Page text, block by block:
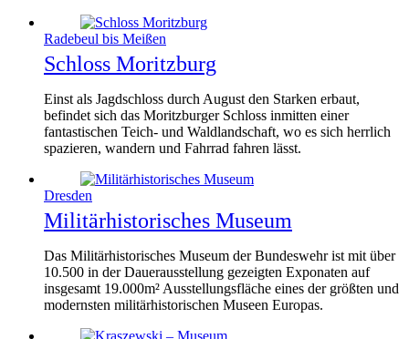
Radebeul bis Meißen
Schloss Moritzburg
Einst als Jagdschloss durch August den Starken erbaut,
befindet sich das Moritzburger Schloss inmitten einer
fantastischen Teich- und Waldlandschaft, wo es sich herrlich
spazieren, wandern und Fahrrad fahren lässt.
Dresden
Militärhistorisches Museum
Das Militärhistorisches Museum der Bundeswehr ist mit über
10.500 in der Dauerausstellung gezeigten Exponaten auf
insgesamt 19.000m² Ausstellungsfläche eines der größten und
modernsten militärhistorischen Museen Europas.